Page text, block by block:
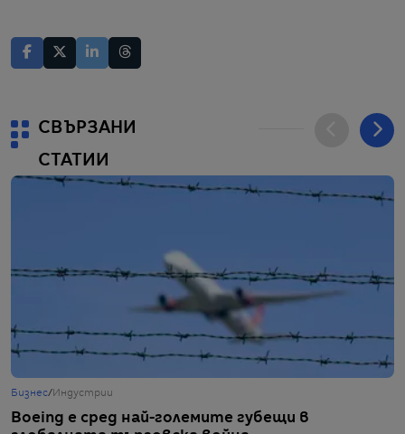
СВЪРЗАНИ
СТАТИИ
Бизнес/ Индустрии
Boeing е сред най-големите губещи в